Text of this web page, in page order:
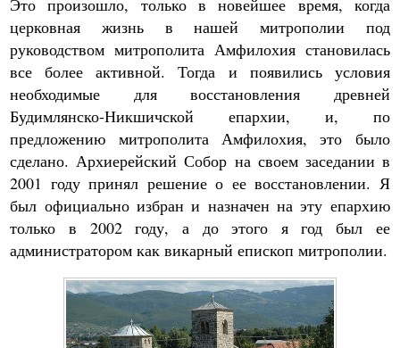
Это произошло, только в новейшее время, когда
церковная жизнь в нашей митрополии под
руководством митрополита Амфилохия становилась
все более активной. Тогда и появились условия
необходимые для восстановления древней
Будимлянско-Никшичской епархии, и, по
предложению митрополита Амфилохия, это было
сделано. Архиерейский Собор на своем заседании в
2001 году принял решение о ее восстановлении. Я
был официально избран и назначен на эту епархию
только в 2002 году, а до этого я год был ее
администратором как викарный епископ митрополии.